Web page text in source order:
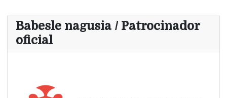
Babesle nagusia / Patrocinador
oficial